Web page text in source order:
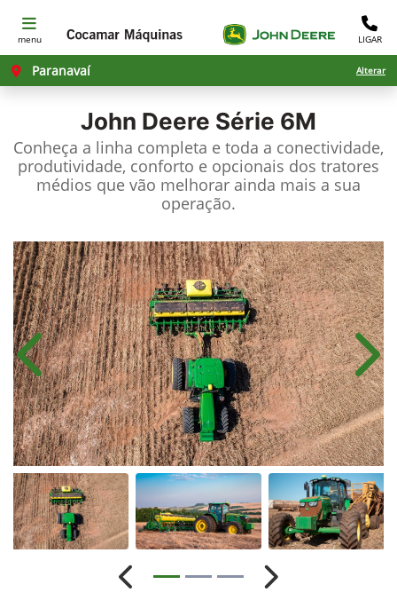
menu LIGAR
Paranavaí Alterar
John Deere Série 6M
Conheça a linha completa e toda a conectividade,
produtividade, conforto e opcionais dos tratores
médios que vão melhorar ainda mais a sua
operação.
Anterior
Anterior Próximo